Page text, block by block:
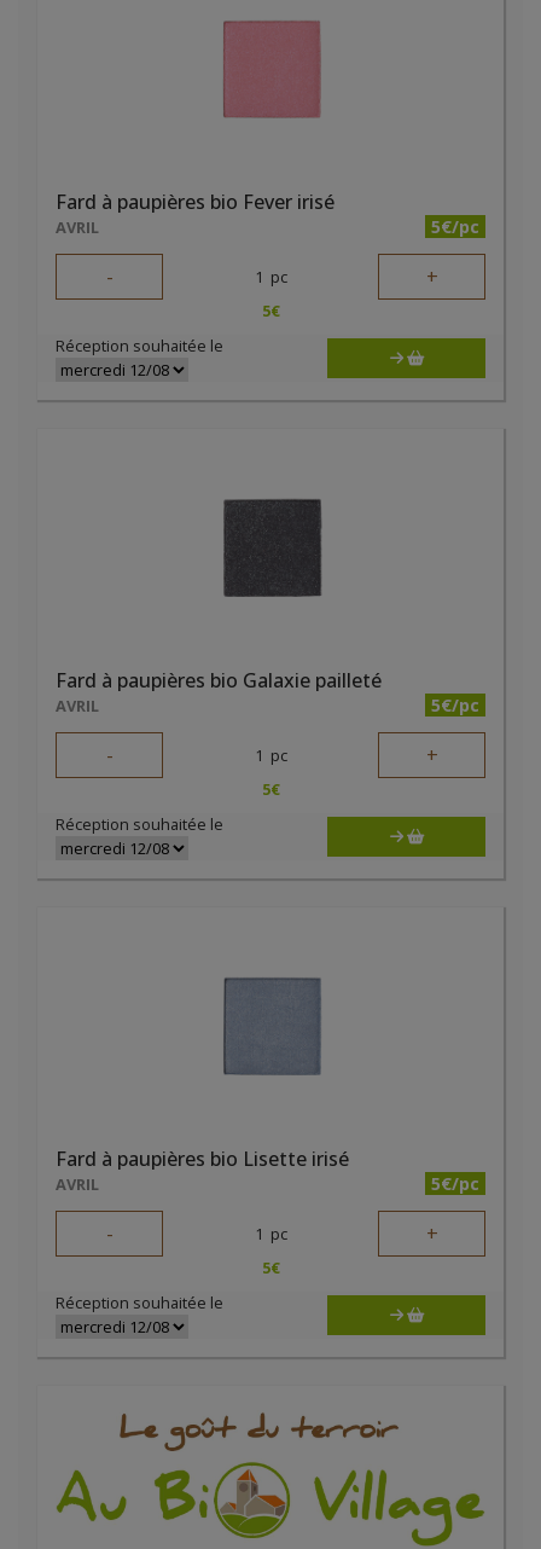
Fard à paupières bio Fever irisé
AVRIL 5€/pc
- 1 pc +
5€
Réception souhaitée le
Fard à paupières bio Galaxie pailleté
AVRIL 5€/pc
- 1 pc +
5€
Réception souhaitée le
Fard à paupières bio Lisette irisé
AVRIL 5€/pc
- 1 pc +
5€
Réception souhaitée le